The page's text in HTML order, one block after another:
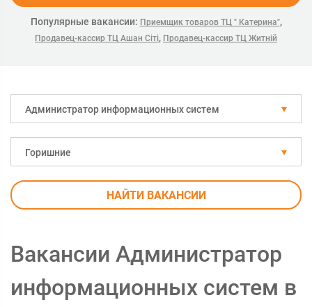
Популярные вакансии: Приемщик товаров ТЦ " Катерина",
Продавец-кассир ТЦ Ашан Сіті, Продавец-кассир ТЦ Житній
Администратор информационных систем
Горишние
НАЙТИ ВАКАНСИИ
Вакансии Администратор
информационных систем в